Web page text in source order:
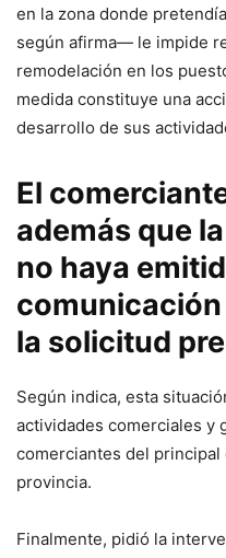
en la zona donde
según afirma— le impide
remodelación en los
medida constituye una
desarrollo de sus
El
además que
no haya
la solicitud
Según indica, esta
actividades comerciales y
comerciantes del
provincia.
Finalmente, pidió la